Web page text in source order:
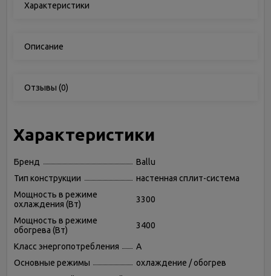
Характеристики
Описание
Отзывы (0)
Характеристики
Бренд
Ballu
Тип конструкции
настенная сплит-система
Мощность в режиме
охлаждения (Вт)
3300
Мощность в режиме
обогрева (Вт)
3400
Класс энергопотребления
A
Основные режимы
охлаждение / обогрев